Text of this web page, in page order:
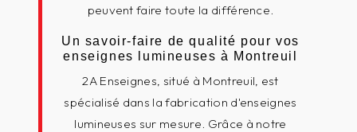
peuvent faire toute la différence.
Un savoir-faire de qualité pour vos
enseignes lumineuses à Montreuil
2A Enseignes, situé à Montreuil, est
spécialisé dans la fabrication d'enseignes
lumineuses sur mesure. Grâce à notre